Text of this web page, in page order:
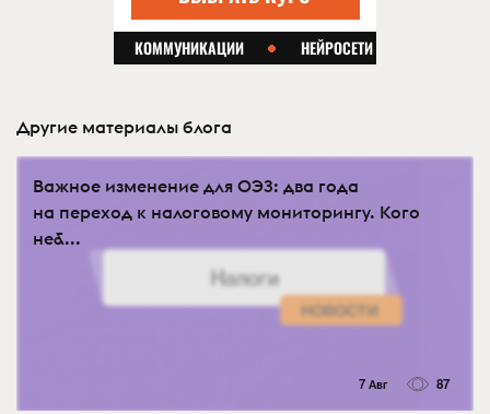
Другие материалы блога
Важное изменение для ОЭЗ: два года
на переход к налоговому мониторингу. Кого
не&...
7 Авг 87